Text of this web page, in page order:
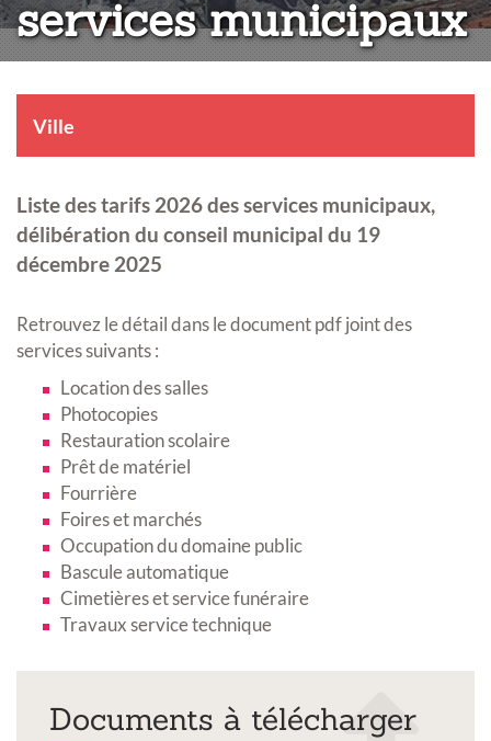
services municipaux
Ville
Liste des tarifs 2026 des services municipaux,
délibération du conseil municipal du 19
décembre 2025
Retrouvez le détail dans le document pdf joint des
services suivants :
Location des salles
Photocopies
Restauration scolaire
Prêt de matériel
Fourrière
Foires et marchés
Occupation du domaine public
Bascule automatique
Cimetières et service funéraire
Travaux service technique
Documents à télécharger